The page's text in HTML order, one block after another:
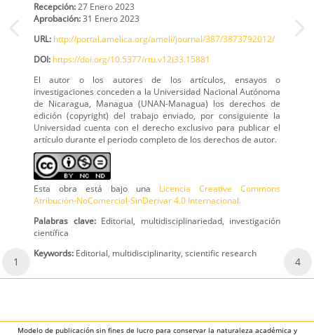
Recepción:
27 Enero 2023
Aprobación:
31 Enero 2023
URL: http://portal.amelica.org/ameli/journal/387/3873792012/
DOI: https://doi.org/10.5377/rtu.v12i33.15881
El autor o los autores de los artículos, ensayos o
investigaciones conceden a la Universidad Nacional Autónoma
de Nicaragua, Managua (UNAN-Managua) los derechos de
edición (copyright) del trabajo enviado, por consiguiente la
Universidad cuenta con el derecho exclusivo para publicar el
artículo durante el periodo completo de los derechos de autor.
Esta obra está bajo una Licencia Creative Commons
Atribución-NoComercial-SinDerivar 4.0 Internacional.
Palabras clave: Editorial, multidisciplinariedad, investigación
científica
Keywords: Editorial, multidisciplinarity, scientific research
1 4
Modelo de publicación sin fines de lucro para conservar la naturaleza académica y